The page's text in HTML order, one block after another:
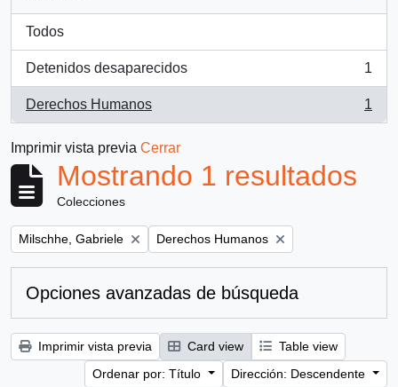
Todos
Detenidos desaparecidos
, 1 resultados
1
Derechos Humanos
, 1 resultados
1
Imprimir vista previa Cerrar
Mostrando 1 resultados
Colecciones
Remove filter:
Milschhe, Gabriele Remove filter:
Derechos Humanos
Opciones avanzadas de búsqueda
Imprimir vista previa Card view
Table view
Ordenar por: Título
Dirección: Descendente